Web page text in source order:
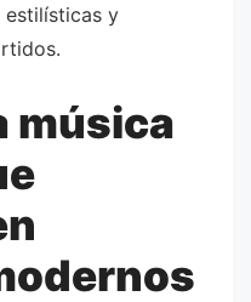
estilísticas y
música